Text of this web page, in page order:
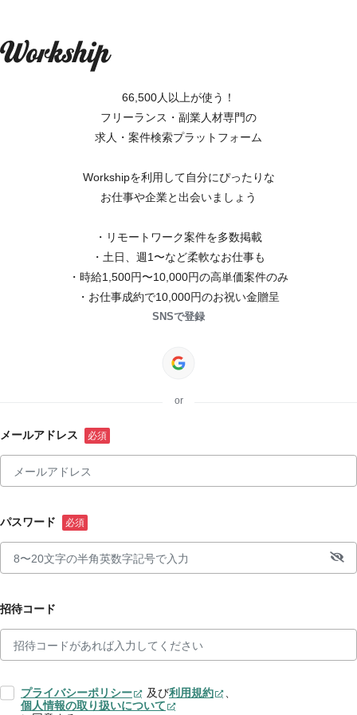
66,500人以上が使う！
フリーランス・副業人材専門の
求人・案件検索プラットフォーム
Workshipを利用して自分にぴったりな
お仕事や企業と出会いましょう
・リモートワーク案件を多数掲載
・土日、週1〜など柔軟なお仕事も
・時給1,500円〜10,000円の高単価案件のみ
・お仕事成約で10,000円のお祝い金贈呈
SNSで登録
or
メールアドレス
パスワード
招待コード
プライバシーポリシー 及び利用規約
、
個人情報の取り扱いについて